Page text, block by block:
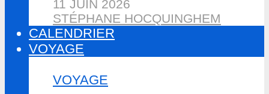
11 JUIN 2026
STÉPHANE HOCQUINGHEM
CALENDRIER
VOYAGE
VOYAGE